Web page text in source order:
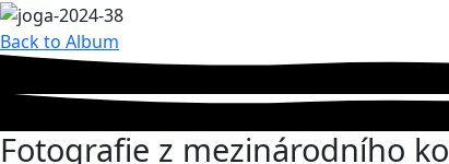
Back to Album
Fotografie z mezinárodního